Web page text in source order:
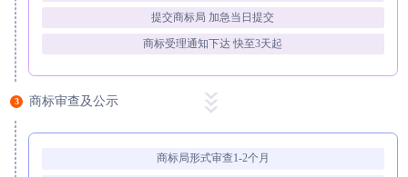
提交商标局 加急当日提交
商标受理通知下达 快至3天起
3 商标审查及公示
商标局形式审查1-2个月